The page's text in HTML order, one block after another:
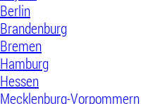
Berlin
Brandenburg
Bremen
Hamburg
Hessen
Mecklenburg-Vorpommern